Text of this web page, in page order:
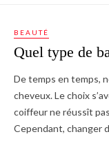
BEAUTÉ
Quel type de
De temps en temps,
cheveux. Le choix
coiffeur ne réussît
Cependant, changer